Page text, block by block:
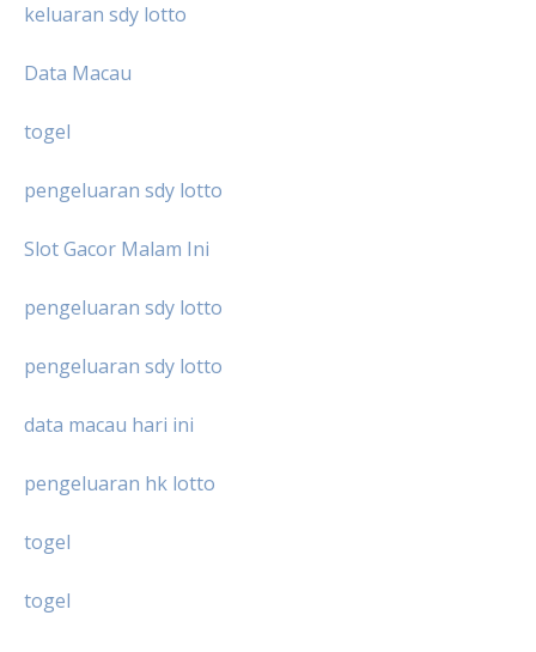
keluaran sdy lotto
Data Macau
togel
pengeluaran sdy lotto
Slot Gacor Malam Ini
pengeluaran sdy lotto
pengeluaran sdy lotto
data macau hari ini
pengeluaran hk lotto
togel
togel